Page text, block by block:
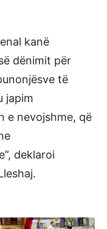
kanë
dënimit për
të
japim
e nevojshme, që
deklaroi